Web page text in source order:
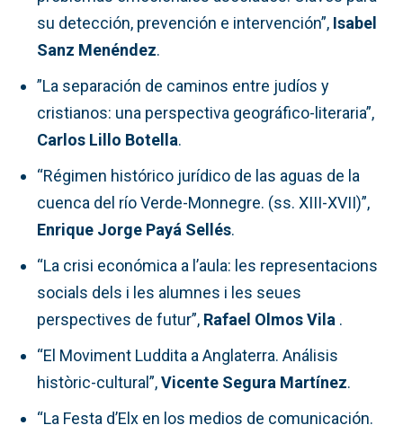
su detección, prevención e intervención”, Isabel
Sanz Menéndez.
”La separación de caminos entre judíos y
cristianos: una perspectiva geográfico-literaria”,
Carlos Lillo Botella.
“Régimen histórico jurídico de las aguas de la
cuenca del río Verde-Monnegre. (ss. XIII-XVII)”,
Enrique Jorge Payá Sellés.
“La crisi económica a l’aula: les representacions
socials dels i les alumnes i les seues
perspectives de futur”, Rafael Olmos Vila .
“El Moviment Luddita a Anglaterra. Análisis
històric-cultural”,Vicente Segura Martínez.
“La Festa d’Elx en los medios de comunicación.